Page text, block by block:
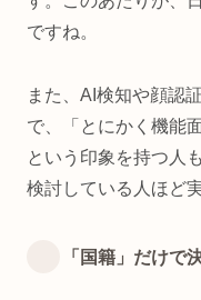
ですね。
また、AI検知や顔認
で、「とにかく機能
という印象を持つ人
検討している人ほど
「国籍」だけで